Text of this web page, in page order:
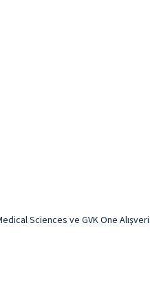
Sciences ve GVK One